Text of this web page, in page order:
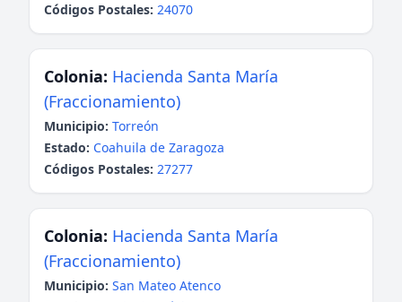
Códigos Postales: 24070
Colonia: Hacienda Santa María
(Fraccionamiento)
Municipio: Torreón
Estado: Coahuila de Zaragoza
Códigos Postales: 27277
Colonia: Hacienda Santa María
(Fraccionamiento)
Municipio: San Mateo Atenco